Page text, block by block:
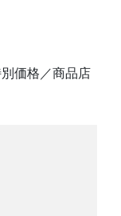
価格／商品店